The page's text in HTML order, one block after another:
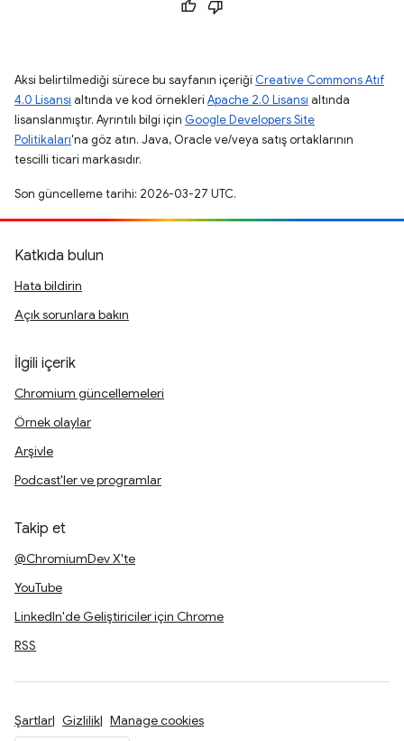
Aksi belirtilmediği sürece bu sayfanın içeriği Creative Commons Atıf
4.0 Lisansı altında ve kod örnekleri Apache 2.0 Lisansı altında
lisanslanmıştır. Ayrıntılı bilgi için Google Developers Site
Politikaları'na göz atın. Java, Oracle ve/veya satış ortaklarının
tescilli ticari markasıdır.
Son güncelleme tarihi: 2026-03-27 UTC.
Katkıda bulun
Hata bildirin
Açık sorunlara bakın
İlgili içerik
Chromium güncellemeleri
Örnek olaylar
Arşivle
Podcast'ler ve programlar
Takip et
@ChromiumDev X'te
YouTube
LinkedIn'de Geliştiriciler için Chrome
RSS
Şartlar Gizlilik Manage cookies